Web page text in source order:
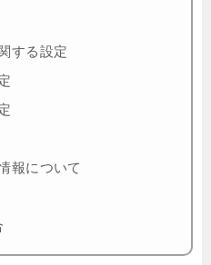
する設定
報について